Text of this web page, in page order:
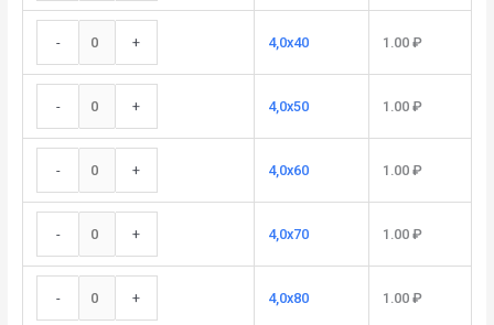
- + 4,0x40 1.00₽
- + 4,0x50 1.00₽
- + 4,0x60 1.00₽
- + 4,0x70 1.00₽
- + 4,0x80 1.00₽